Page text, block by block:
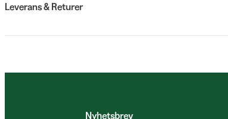
Leverans & Returer
Nyhetsbrev